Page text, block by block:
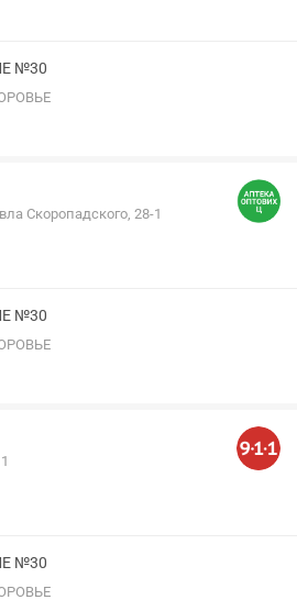
№30
Скоропадского, 28-1
№30
№30